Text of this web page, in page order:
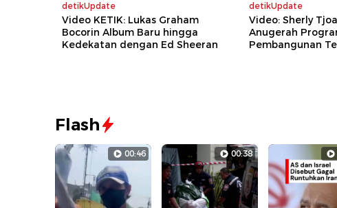
detikUpdate
Video KETIK: Lukas Graham
Bocorin Album Baru hingga
Kedekatan dengan Ed Sheeran
detikUpdate
Video: Sherly
Anugerah
Pembangunan
Flash
00:46 00:38